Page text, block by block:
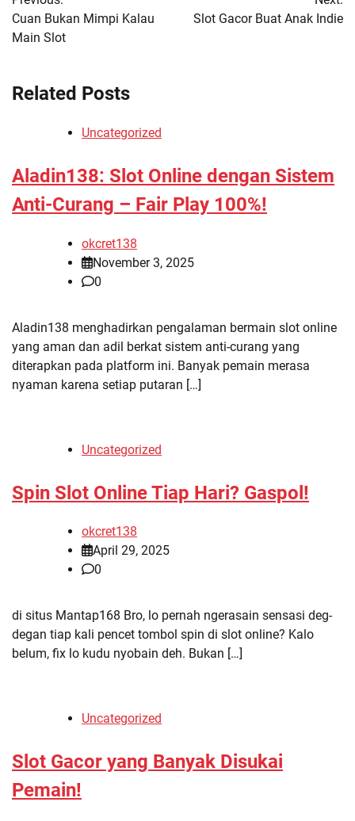
navigation
Cuan Bukan Mimpi Kalau
Main Slot
Slot Gacor Buat Anak Indie
Related Posts
Uncategorized
Aladin138: Slot Online dengan Sistem
Anti-Curang – Fair Play 100%!
okcret138
November 3, 2025
0
Aladin138 menghadirkan pengalaman bermain slot online
yang aman dan adil berkat sistem anti-curang yang
diterapkan pada platform ini. Banyak pemain merasa
nyaman karena setiap putaran […]
Uncategorized
Spin Slot Online Tiap Hari? Gaspol!
okcret138
April 29, 2025
0
di situs Mantap168 Bro, lo pernah ngerasain sensasi deg-
degan tiap kali pencet tombol spin di slot online? Kalo
belum, fix lo kudu nyobain deh. Bukan […]
Uncategorized
Slot Gacor yang Banyak Disukai
Pemain!